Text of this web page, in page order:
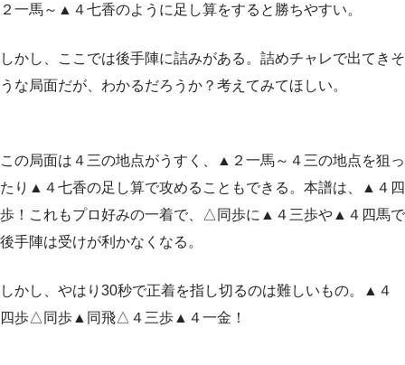
２一馬～▲４七香のように足し算をすると勝ちやすい。
しかし、ここでは後手陣に詰みがある。詰めチャレで出てきそ
うな局面だが、わかるだろうか？考えてみてほしい。
この局面は４三の地点がうすく、▲２一馬～４三の地点を狙っ
たり▲４七香の足し算で攻めることもできる。本譜は、▲４四
歩！これもプロ好みの一着で、△同歩に▲４三歩や▲４四馬で
後手陣は受けが利かなくなる。
しかし、やはり30秒で正着を指し切るのは難しいもの。▲４
四歩△同歩▲同飛△４三歩▲４一金！